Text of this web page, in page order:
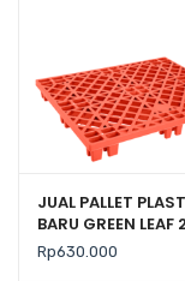
JUAL PALLET
BARU GREEN LEAF
UKURAN
Rp630.000